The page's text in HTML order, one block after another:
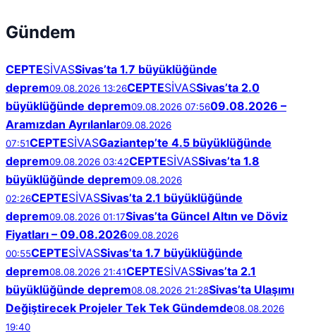
Gündem
CEPTESİVASSivas’ta 1.7 büyüklüğünde
deprem09.08.2026 13:26CEPTESİVASSivas’ta 2.0
büyüklüğünde deprem09.08.2026 07:5609.08.2026 –
Aramızdan Ayrılanlar09.08.2026
07:51CEPTESİVASGaziantep’te 4.5 büyüklüğünde
deprem09.08.2026 03:42CEPTESİVASSivas’ta 1.8
büyüklüğünde deprem09.08.2026
02:26CEPTESİVASSivas’ta 2.1 büyüklüğünde
deprem09.08.2026 01:17Sivas’ta Güncel Altın ve Döviz
Fiyatları – 09.08.202609.08.2026
00:55CEPTESİVASSivas’ta 1.7 büyüklüğünde
deprem08.08.2026 21:41CEPTESİVASSivas’ta 2.1
büyüklüğünde deprem08.08.2026 21:28Sivas’ta Ulaşımı
Değiştirecek Projeler Tek Tek Gündemde08.08.2026
19:40